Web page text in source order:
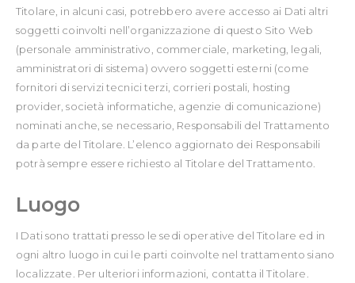
Titolare, in alcuni casi, potrebbero avere accesso ai Dati altri
soggetti coinvolti nell’organizzazione di questo Sito Web
(personale amministrativo, commerciale, marketing, legali,
amministratori di sistema) ovvero soggetti esterni (come
fornitori di servizi tecnici terzi, corrieri postali, hosting
provider, società informatiche, agenzie di comunicazione)
nominati anche, se necessario, Responsabili del Trattamento
da parte del Titolare. L’elenco aggiornato dei Responsabili
potrà sempre essere richiesto al Titolare del Trattamento.
Luogo
I Dati sono trattati presso le sedi operative del Titolare ed in
ogni altro luogo in cui le parti coinvolte nel trattamento siano
localizzate. Per ulteriori informazioni, contatta il Titolare.